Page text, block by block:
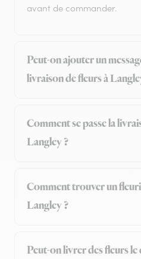
avant de commander.
Peut-on ajouter un
livraison de fleurs à
Comment se passe la
Langley ?
Comment trouver un
Langley ?
Peut-on livrer des fleurs le